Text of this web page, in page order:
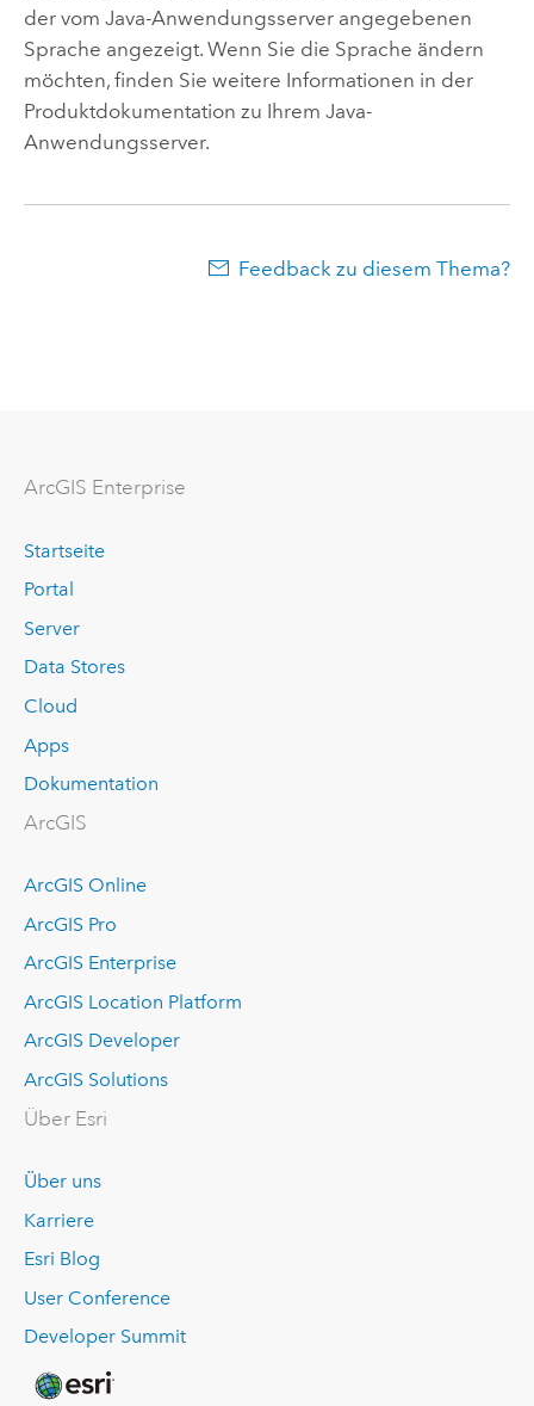
der vom Java-Anwendungsserver angegebenen
Sprache angezeigt. Wenn Sie die Sprache ändern
möchten, finden Sie weitere Informationen in der
Produktdokumentation zu Ihrem Java-
Anwendungsserver.
Feedback zu diesem Thema?
ArcGIS Enterprise
Startseite
Portal
Server
Data Stores
Cloud
Apps
Dokumentation
ArcGIS
ArcGIS Online
ArcGIS Pro
ArcGIS Enterprise
ArcGIS Location Platform
ArcGIS Developer
ArcGIS Solutions
Über Esri
Über uns
Karriere
Esri Blog
User Conference
Developer Summit